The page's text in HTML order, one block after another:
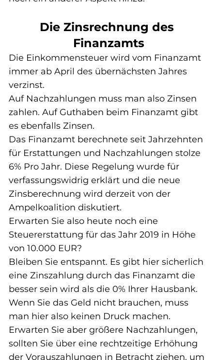
Die Zinsrechnung des
Finanzamts
Die Einkommensteuer wird vom Finanzamt
immer ab April des übernächsten Jahres
verzinst.
Auf Nachzahlungen muss man also Zinsen
zahlen. Auf Guthaben beim Finanzamt gibt
es ebenfalls Zinsen.
Das Finanzamt berechnete seit Jahrzehnten
für Erstattungen und Nachzahlungen stolze
6% Pro Jahr. Diese Regelung wurde für
verfassungswidrig erklärt und die neue
Zinsberechnung wird derzeit von der
Ampelkoalition diskutiert.
Erwarten Sie also heute noch eine
Steuererstattung für das Jahr 2019 in Höhe
von 10.000 EUR?
Bleiben Sie entspannt. Es gibt hier sicherlich
eine Zinszahlung durch das Finanzamt die
besser sein wird als die 0% Ihrer Hausbank.
Wenn Sie das Geld nicht brauchen, muss
man hier also keinen Druck machen.
Erwarten Sie aber größere Nachzahlungen,
sollten Sie über eine rechtzeitige Erhöhung
der Vorauszahlungen in Betracht ziehen, um